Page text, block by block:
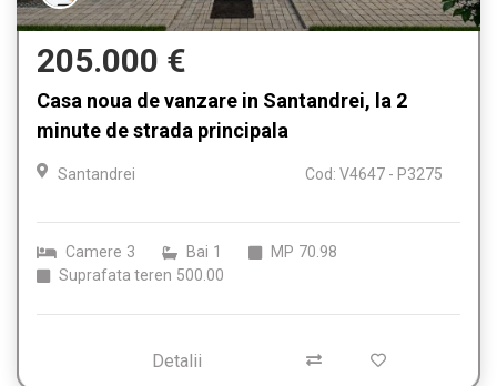
205.000 €
Casa noua de vanzare in Santandrei, la 2
minute de strada principala
Santandrei Cod: V4647 - P3275
Camere 3 Bai 1 MP 70.98
Suprafata teren 500.00
Detalii